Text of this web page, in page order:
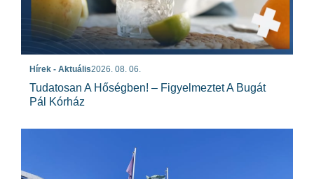
Hírek - Aktuális2026. 08. 06.
Tudatosan A Hőségben! – Figyelmeztet A Bugát
Pál Kórház